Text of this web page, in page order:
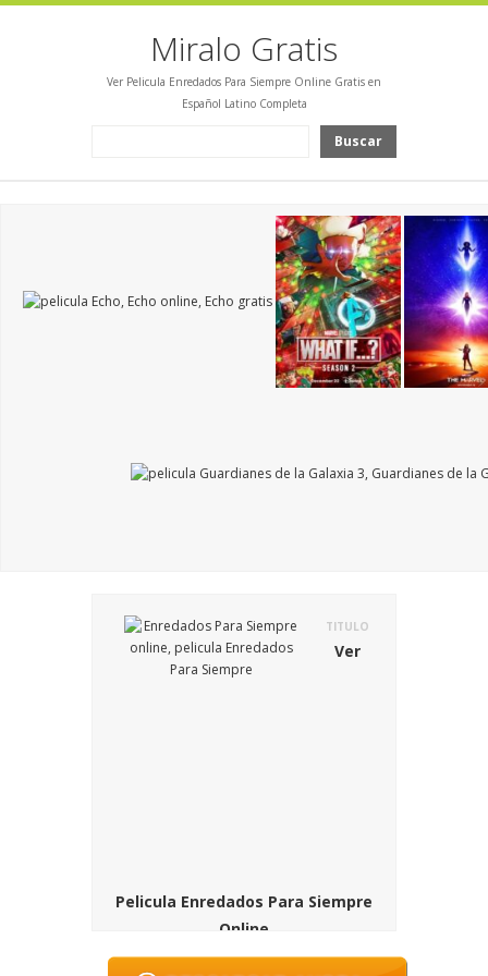
Miralo Gratis
Ver Pelicula Enredados Para Siempre Online Gratis en
Español Latino Completa
Buscar
TITULO
Ver
Pelicula Enredados Para Siempre
Online
SINOPSIS